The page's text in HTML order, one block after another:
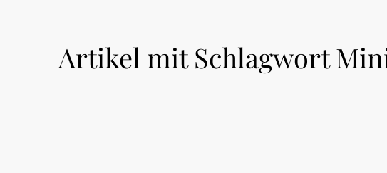
Artikel mit Schlagwort